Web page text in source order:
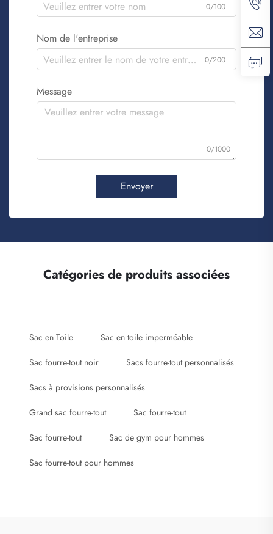
0/100
Nom de l'entreprise
0/200
Message
0/1000
Envoyer
Catégories de produits associées
Sac en Toile Sac en toile imperméable
Sac fourre-tout noir Sacs fourre-tout personnalisés
Sacs à provisions personnalisés
Grand sac fourre-tout Sac fourre-tout
Sac fourre-tout Sac de gym pour hommes
Sac fourre-tout pour hommes